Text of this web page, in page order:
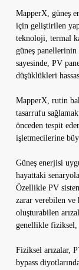
MapperX, güneş
için geliştirilen
teknoloji, termal
güneş
sayesinde, PV
düşüklükleri
MapperX, rutin
tasarrufu
önceden tespit
işletmecilerine
Güneş enerjisi
hayattaki
Özellikle PV
zarar verebilen
oluşturabilen
genellikle fiziksel,
Fiziksel arızalar,
bypass